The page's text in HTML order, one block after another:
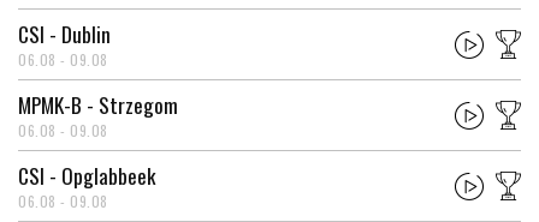
CSI - Dublin
06.08 - 09.08
MPMK-B - Strzegom
06.08 - 09.08
CSI - Opglabbeek
06.08 - 09.08